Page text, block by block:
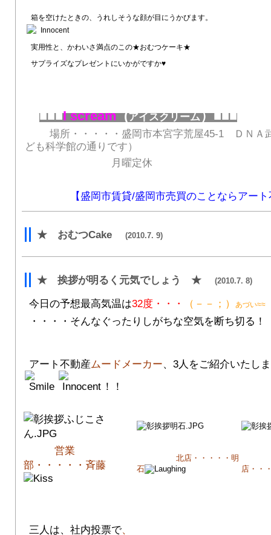
箱を空けたときの、うれしそうな顔が目にうかびます。
実用性と、かわいさ満点のこの★おむつケーキ★
サプライズなプレゼントにいかがですか♥
■■■I scream(アイスクリーム）■■■
場所・・・・・盛岡市本宮字荒屋45-1 ＤＮ
ども科学館の通りです）
月曜定休
【盛岡市賃貸/盛岡市売買のことならアー
★ おむつCake (2010.7. 9)
★ 挨拶が明るく元気でしょう ★ (2010.7. 8)
今日の予想最高気温は32度・・・ （－－；） あづい≈≈
・・・・そんなぐったりしがちな空気を断ち切る！
アート不動産ムードメーカー、3人をご紹介いたし
！！
営業
部・・・・・斉藤
北店・・・・・明
石
店・・
三人は、社内投票で、